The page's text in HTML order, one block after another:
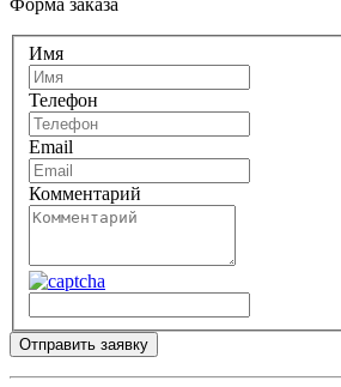
Имя
Телефон
Email
Комментарий
Отправить заявку